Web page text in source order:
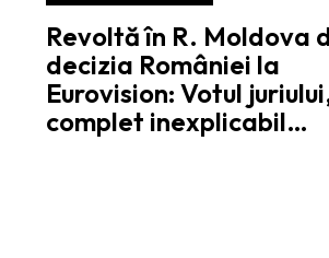
Revoltă în R. Moldova
decizia României la
Eurovision: Votul
complet inexplicabil…